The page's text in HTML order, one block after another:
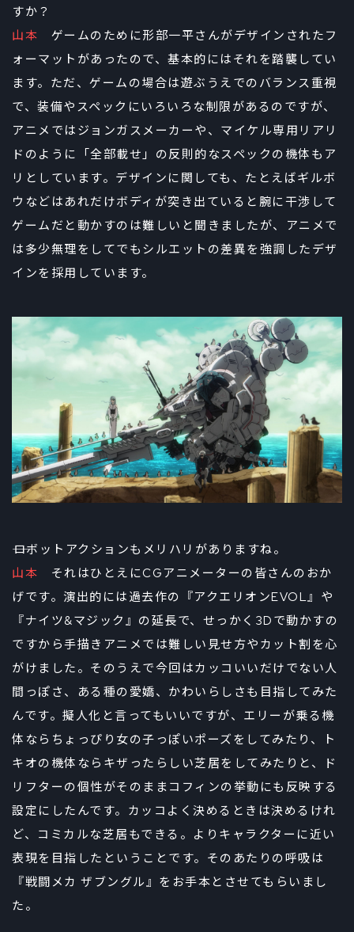
すか？
山本 ゲームのために形部一平さんがデザインされたフ
ォーマットがあったので、基本的にはそれを踏襲してい
ます。ただ、ゲームの場合は遊ぶうえでのバランス重視
で、装備やスペックにいろいろな制限があるのですが、
アニメではジョンガスメーカーや、マイケル専用リアリ
ドのように「全部載せ」の反則的なスペックの機体もア
リとしています。デザインに関しても、たとえばギルボ
ウなどはあれだけボディが突き出ていると腕に干渉して
ゲームだと動かすのは難しいと聞きましたが、アニメで
は多少無理をしてでもシルエットの差異を強調したデザ
インを採用しています。
――ロボットアクションもメリハリがありますね。
山本 それはひとえにCGアニメーターの皆さんのおか
げです。演出的には過去作の『アクエリオンEVOL』や
『ナイツ&マジック』の延長で、せっかく3Dで動かすの
ですから手描きアニメでは難しい見せ方やカット割を心
がけました。そのうえで今回はカッコいいだけでない人
間っぽさ、ある種の愛嬌、かわいらしさも目指してみた
んです。擬人化と言ってもいいですが、エリーが乗る機
体ならちょっぴり女の子っぽいポーズをしてみたり、ト
キオの機体ならキザったらしい芝居をしてみたりと、ド
リフターの個性がそのままコフィンの挙動にも反映する
設定にしたんです。カッコよく決めるときは決めるけれ
ど、コミカルな芝居もできる。よりキャラクターに近い
表現を目指したということです。そのあたりの呼吸は
『戦闘メカ ザブングル』をお手本とさせてもらいまし
た。